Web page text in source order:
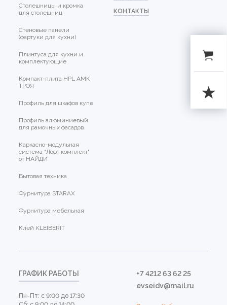
Столешницы и кромка
для столешниц
Стеновые панели
(фартуки для кухни)
Плинтуса для кухни и
комплектующие
Компакт-плита HPL АМК
ТРОЯ
Профиль для шкафов купе
Профиль алюминиевый
для рамочных фасадов
Каркасно-модульная
система "Лофт комплект"
от НАЙДИ
Бытовая техника
Фурнитура STARAX
Фурнитура мебельная
Клей KLEIBERIT
КОНТАКТЫ
ГРАФИК РАБОТЫ
Пн-Пт: с 9:00 до 17:30
+7 4212 63 62 25
evseidv@mail.ru